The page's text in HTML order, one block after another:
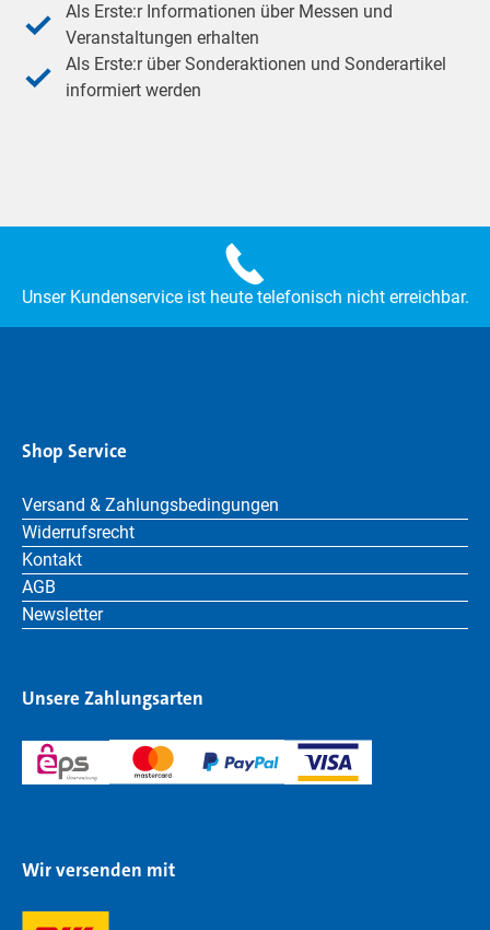
Als Erste:r Informationen über Messen und
Veranstaltungen erhalten
Als Erste:r über Sonderaktionen und Sonderartikel
informiert werden
Unser Kundenservice ist heute telefonisch nicht erreichbar.
Shop Service
Versand & Zahlungsbedingungen
Widerrufsrecht
Kontakt
AGB
Newsletter
Unsere Zahlungsarten
Wir versenden mit